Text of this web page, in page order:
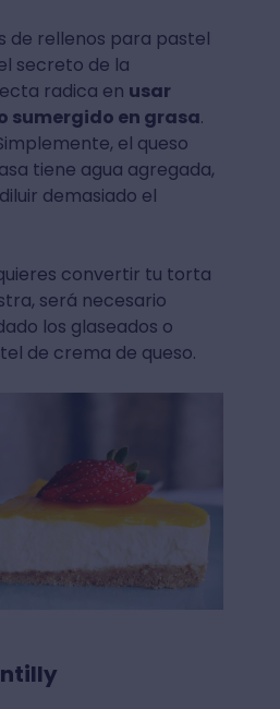
de rellenos para pastel
secreto de la
radica en usar
sumergido en grasa.
el queso
tiene agua agregada,
demasiado el
convertir tu torta
será necesario
los glaseados o
de crema de queso.